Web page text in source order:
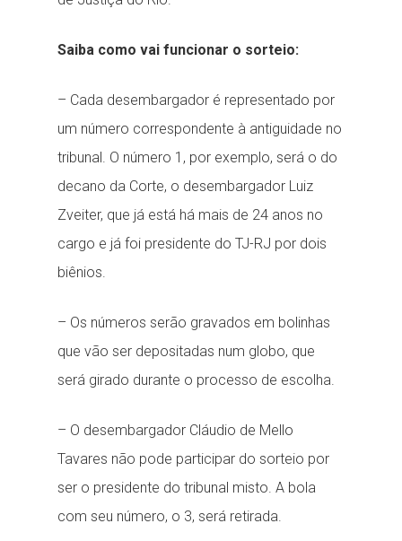
Saiba como vai funcionar o sorteio:
– Cada desembargador é representado por
um número correspondente à antiguidade no
tribunal. O número 1, por exemplo, será o do
decano da Corte, o desembargador Luiz
Zveiter, que já está há mais de 24 anos no
cargo e já foi presidente do TJ-RJ por dois
biênios.
– Os números serão gravados em bolinhas
que vão ser depositadas num globo, que
será girado durante o processo de escolha.
– O desembargador Cláudio de Mello
Tavares não pode participar do sorteio por
ser o presidente do tribunal misto. A bola
com seu número, o 3, será retirada.